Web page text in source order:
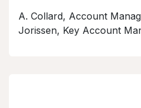
A. Collard, Account
Jorissen, Key Account